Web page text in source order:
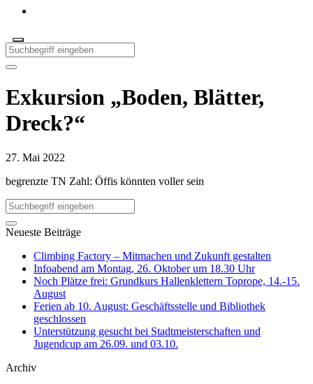
Exkursion „Boden, Blätter,
Dreck?“
27. Mai 2022
begrenzte TN Zahl: Öffis könnten voller sein
Neueste Beiträge
Climbing Factory – Mitmachen und Zukunft gestalten
Infoabend am Montag, 26. Oktober um 18.30 Uhr
Noch Plätze frei: Grundkurs Hallenklettern Toprope, 14.-15.
August
Ferien ab 10. August: Geschäftsstelle und Bibliothek
geschlossen
Unterstützung gesucht bei Stadtmeisterschaften und
Jugendcup am 26.09. und 03.10.
Archiv